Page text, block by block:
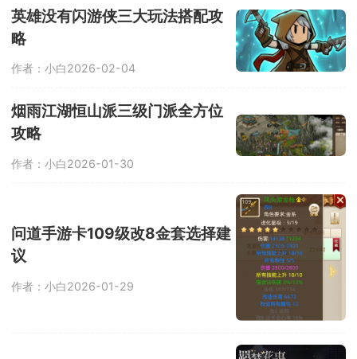
英雄没有闪游侠三大玩法搭配攻
略
作者：小白2026-02-04
烟雨江湖恒山派三级门派全方位
攻略
作者：小白2026-01-30
问道手游卡109级改8金套选择建
议
作者：小白2026-01-29